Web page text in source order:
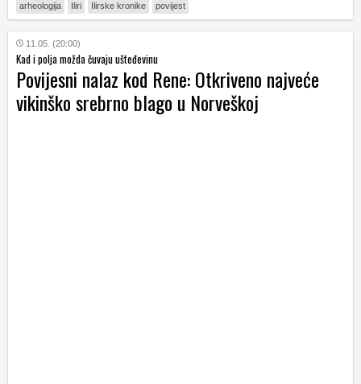
arheologija Iliri Ilirske kronike povijest
11.05. (20:00)
Kad i polja možda čuvaju ušteđevinu
Povijesni nalaz kod Rene: Otkriveno najveće
vikinško srebrno blago u Norveškoj